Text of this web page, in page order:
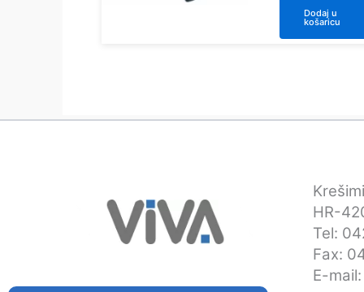
Dodaj u
košaricu
HR-
Tel:
Fax:
E-